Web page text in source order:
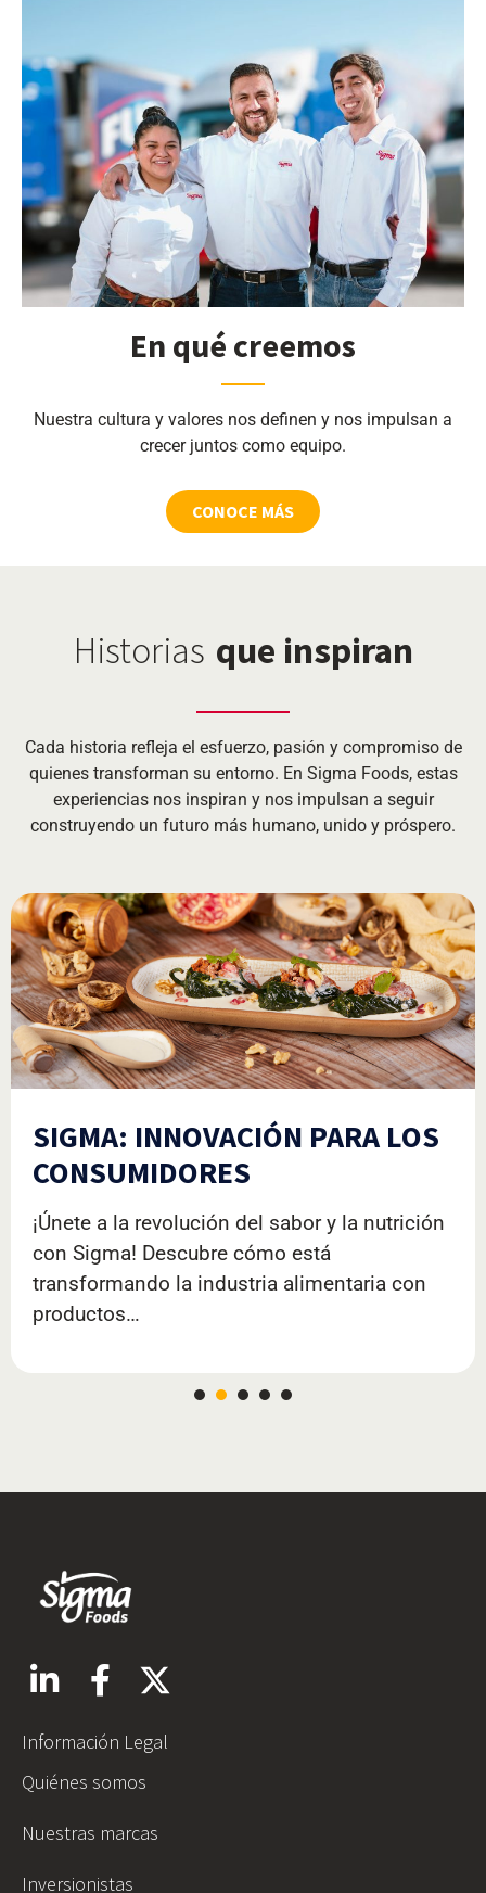
En qué creemos
Nuestra cultura y valores nos definen y nos impulsan a
crecer juntos como equipo.
CONOCE MÁS
Historias que inspiran
Cada historia refleja el esfuerzo, pasión y compromiso de
quienes transforman su entorno. En Sigma Foods, estas
experiencias nos inspiran y nos impulsan a seguir
construyendo un futuro más humano, unido y próspero.
SIGMA: INNOVACIÓN PARA LOS
CONSUMIDORES
¡Únete a la revolución del sabor y la nutrición
con Sigma! Descubre cómo está
transformando la industria alimentaria con
productos…
Información Legal
Quiénes somos
Nuestras marcas
Inversionistas